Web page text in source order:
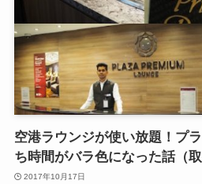
空港ラウンジが使い放題！プ
ち時間がバラ色になった話（取
2017年10月17日